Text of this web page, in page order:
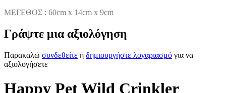
ΜΕΓΕΘΟΣ : 60cm x 14cm x 9cm
Γράψτε μια αξιολόγηση
Παρακαλώ συνδεθείτε ή δημιουργήστε λογαριασμό για να
αξιολογήσετε
Happy Pet Wild Crinkler